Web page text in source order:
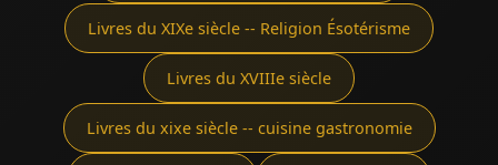
Livres du XIXe siècle -- Religion Ésotérisme
Livres du XVIIIe siècle
Livres du xixe siècle -- cuisine gastronomie